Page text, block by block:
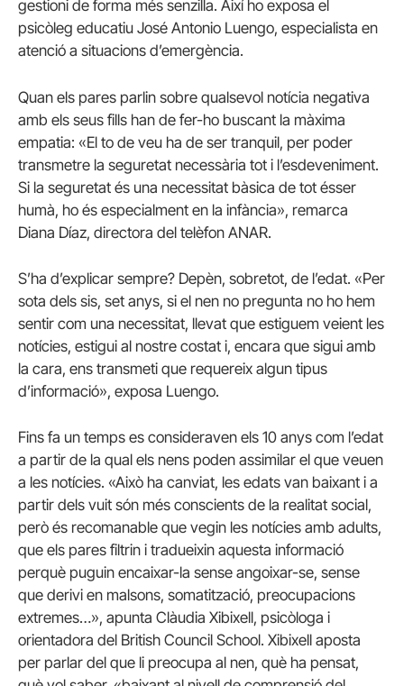
gestioni de forma més senzilla. Així ho exposa el
psicòleg educatiu José Antonio Luengo, especialista en
atenció a situacions d’emergència.
Quan els pares parlin sobre qualsevol notícia negativa
amb els seus fills han de fer-ho buscant la màxima
empatia: «El to de veu ha de ser tranquil, per poder
transmetre la seguretat necessària tot i l’esdeveniment.
Si la seguretat és una necessitat bàsica de tot ésser
humà, ho és especialment en la infància», remarca
Diana Díaz, directora del telèfon ANAR.
S’ha d’explicar sempre? Depèn, sobretot, de l’edat. «Per
sota dels sis, set anys, si el nen no pregunta no ho hem
sentir com una necessitat, llevat que estiguem veient les
notícies, estigui al nostre costat i, encara que sigui amb
la cara, ens transmeti que requereix algun tipus
d’informació», exposa Luengo.
Fins fa un temps es consideraven els 10 anys com l’edat
a partir de la qual els nens poden assimilar el que veuen
a les notícies. «Això ha canviat, les edats van baixant i a
partir dels vuit són més conscients de la realitat social,
però és recomanable que vegin les notícies amb adults,
que els pares filtrin i tradueixin aquesta informació
perquè puguin encaixar-la sense angoixar-se, sense
que derivi en malsons, somatització, preocupacions
extremes…», apunta Clàudia Xibixell, psicòloga i
orientadora del British Council School. Xibixell aposta
per parlar del que li preocupa al nen, què ha pensat,